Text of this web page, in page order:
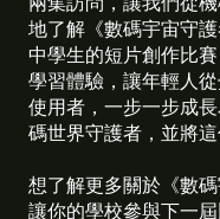
地了解《數碼宇宙守
中學生的短片創作比
學習體驗，讓年輕人
使用者，一步一步成
碼世界守護者，並將
想了解更多關於《數
讓你的學校參與下一